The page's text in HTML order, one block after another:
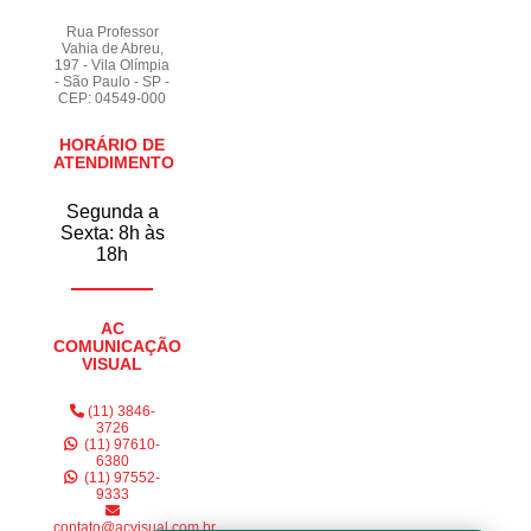
fachada de loja em acm Bosque da Saúde
fachada de acm Brooklin
procuro por fachada de acm Jardim da Saúde
procuro por fachada de loja em acm Socorro
fachadas acm vazado orçar Cupecê
busco por fachada em acm com led Jardim América
busco por fachada com acm Vila Alexandria
busco por fachada comercial acm Cidade Ademar
Rua Professor
Vahia de Abreu,
197 - Vila Olímpia
- São Paulo - SP -
CEP: 04549-000
HORÁRIO DE
ATENDIMENTO
Segunda a
Sexta: 8h às
18h
AC
COMUNICAÇÃO
VISUAL
(11) 3846-
3726
(11) 97610-
6380
(11) 97552-
9333
contato@acvisual.com.br